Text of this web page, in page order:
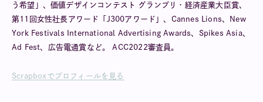
う希望」、価値デザインコンテスト グランプリ・経済産業大臣賞、
第11回女性社長アワード「J300アワード」、Cannes Lions、New
York Festivals International Advertising Awards、Spikes Asia、
Ad Fest、広告電通賞など。 ACC2022審査員。
Scrapboxでプロフィールを見る